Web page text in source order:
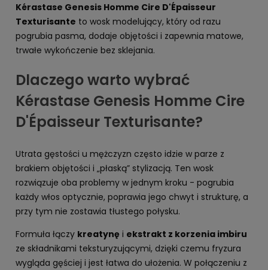
Kérastase Genesis Homme Cire D'Épaisseur
Texturisante to wosk modelujący, który od razu
pogrubia pasma, dodaje objętości i zapewnia matowe,
trwałe wykończenie bez sklejania.
Dlaczego warto wybrać
Kérastase Genesis Homme Cire
D'Épaisseur Texturisante?
Utrata gęstości u mężczyzn często idzie w parze z
brakiem objętości i „płaską” stylizacją. Ten wosk
rozwiązuje oba problemy w jednym kroku - pogrubia
każdy włos optycznie, poprawia jego chwyt i strukturę, a
przy tym nie zostawia tłustego połysku.
Formuła łączy kreatynę i ekstrakt z korzenia imbiru
ze składnikami teksturyzującymi, dzięki czemu fryzura
wygląda gęściej i jest łatwa do ułożenia. W połączeniu z